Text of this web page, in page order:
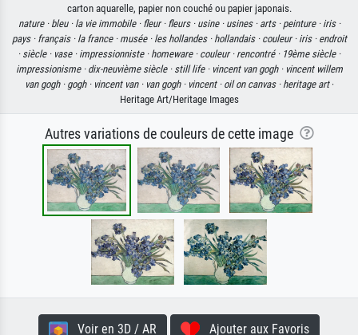
carton aquarelle, papier non couché ou papier japonais.
nature · bleu · la vie immobile · fleur · fleurs · usine · usines · arts · peinture · iris ·
pays · français · la france · musée · les hollandes · hollandais · couleur · iris · endroit
· siècle · vase · impressionniste · homeware · couleur · rencontré · 19ème siècle ·
impressionisme · dix-neuvième siècle · still life · vincent van gogh · vincent willem
van gogh · gogh · vincent van · van gogh · vincent · oil on canvas · heritage art·
Heritage Art/Heritage Images
Autres variations de couleurs de cette image
Voir en 3D / AR Ajouter aux Favoris